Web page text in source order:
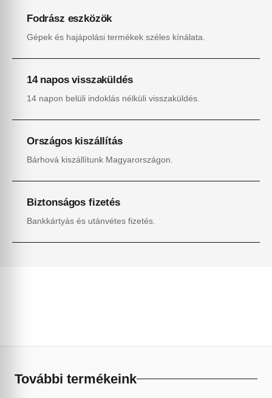
Fodrász eszközök
Gépek és hajápolási termékek széles kínálata.
14 napos visszaküldés
14 napon belüli indoklás nélküli visszaküldés.
Országos kiszállítás
Bárhová kiszállítunk Magyarországon.
Biztonságos fizetés
Bankkártyás és utánvétes fizetés.
További termékeink